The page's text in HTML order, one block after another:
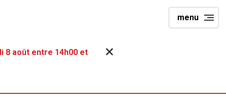
menu
8 août entre 14h00 et